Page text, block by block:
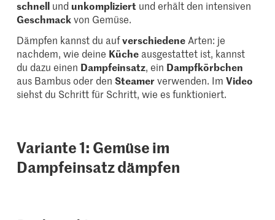
schnell und unkompliziert und erhält den intensiven
Geschmackvon Gemüse.
Dämpfen kannst du aufverschiedeneArten: je
nachdem, wie deine Küche ausgestattet ist, kannst
du dazu einen Dampfeinsatz, ein Dampfkörbchen
aus Bambus oder denSteamerverwenden. ImVideo
siehst du Schritt für Schritt, wie es funktioniert.
Variante 1: Gemüse im
Dampfeinsatz dämpfen